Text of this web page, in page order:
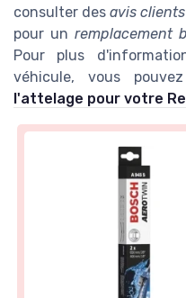
consulter desavis clients
pour unremplacement
Pour plus
véhicule, vous
l'attelage pour votre